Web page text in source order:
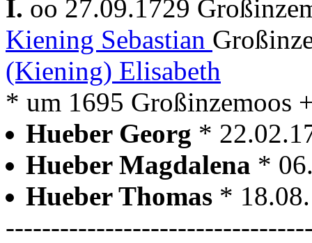
I. oo 27.09.1729
Kiening Sebastian
(Kiening) Elisabeth
* um 1695 Großinzemoos
Hueber Georg *
Hueber Magdalena *
Hueber Thomas *